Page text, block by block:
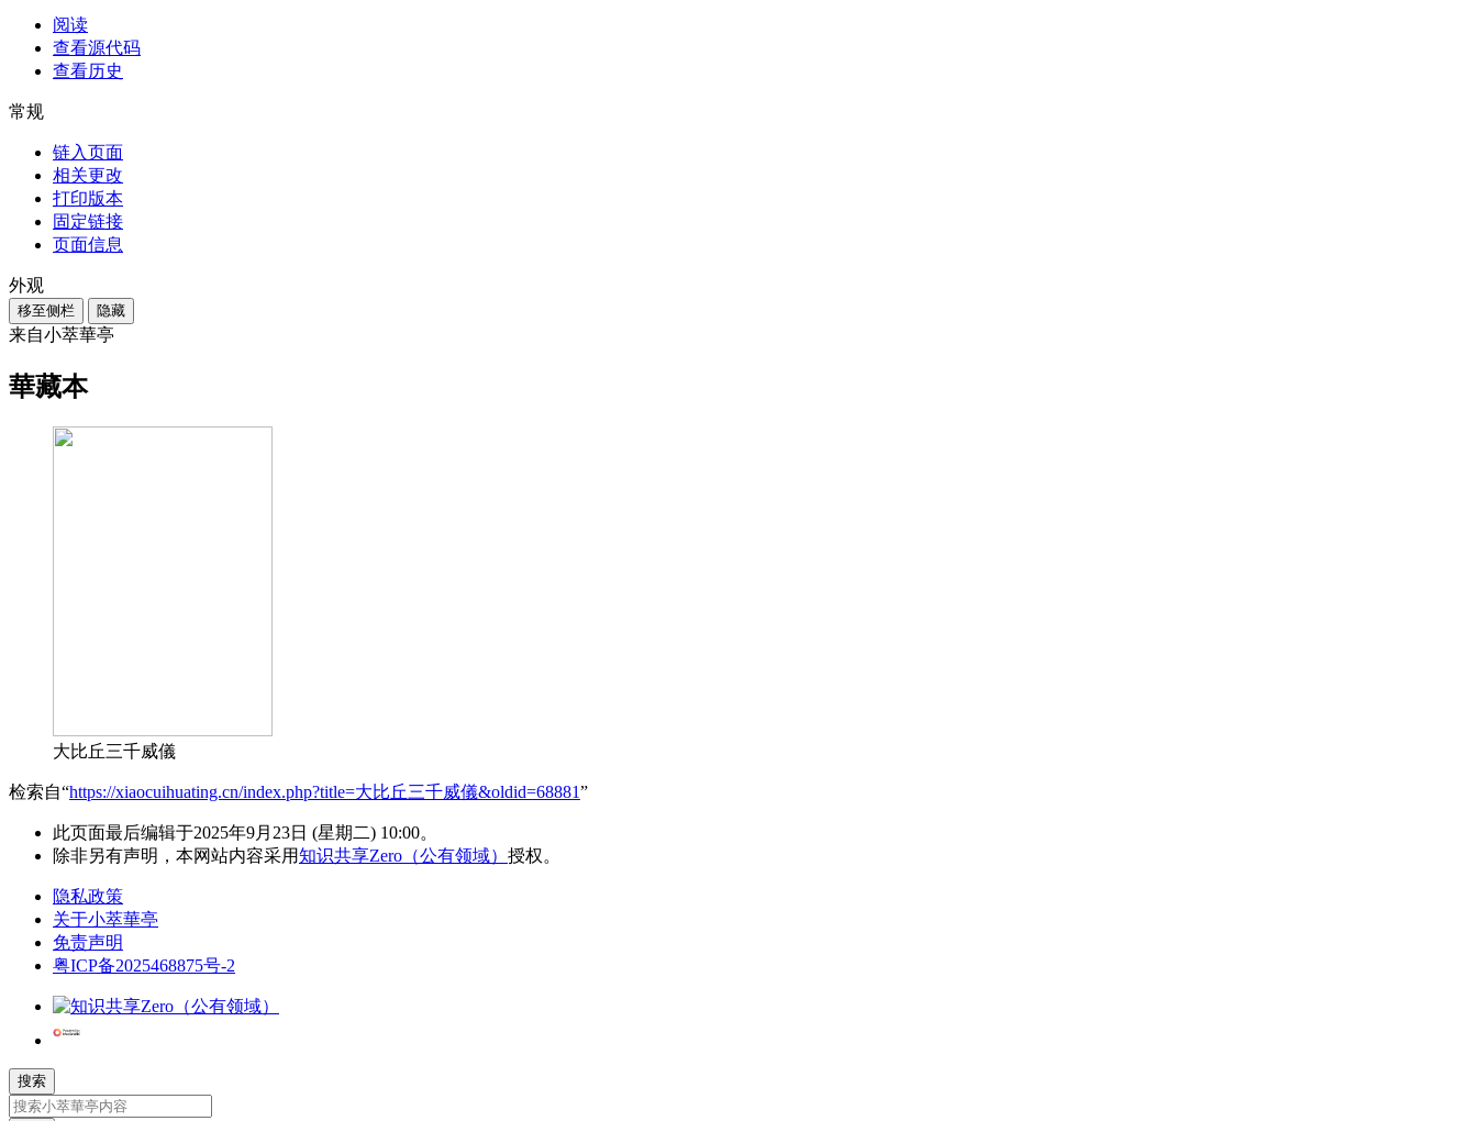
阅读
查看源代码
查看历史
常规
链入页面
相关更改
打印版本
固定链接
页面信息
外观
移至侧栏 隐藏
来自小萃華亭
華藏本
大比丘三千威儀
检索自“https://xiaocuihuating.cn/index.php?title=大比丘三千威儀&oldid=68881”
此页面最后编辑于2025年9月23日 (星期二) 10:00。
除非另有声明，本网站内容采用知识共享Zero（公有领域） 授权。
隐私政策
关于小萃華亭
免责声明
粤ICP备2025468875号-2
搜索